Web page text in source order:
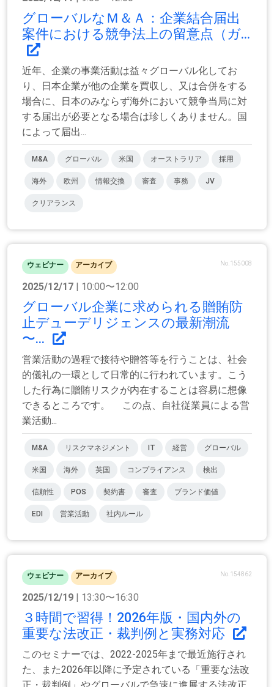
グローバルなＭ＆Ａ：企業結合届出
案件における競争法上の留意点（ガ...
近年、企業の事業活動は益々グローバル化してお
り、日本企業が他の企業を買収し、又は合併をする
場合に、日本のみならず海外において競争当局に対
する届出が必要となる場合は珍しくありません。国
によって届出...
M&A グローバル 米国 オーストラリア 採用
海外 欧州 情報交換 審査 事務 JV
クリアランス
ウェビナー アーカイブ No.155008
2025/12/17 | 10:00〜12:00
グローバル企業に求められる贈賄防
止デューデリジェンスの最新潮流
〜...
営業活動の過程で接待や贈答等を行うことは、社会
的儀礼の一環として日常的に行われています。こう
した行為に贈賄リスクが内在することは容易に想像
できるところです。 この点、自社従業員による営
業活動...
M&A リスクマネジメント IT 経営 グローバル
米国 海外 英国 コンプライアンス 検出
信頼性 POS 契約書 審査 ブランド価値
EDI 営業活動 社内ルール
ウェビナー アーカイブ No.154862
2025/12/19 | 13:30〜16:30
３時間で習得！2026年版・国内外の
重要な法改正・裁判例と実務対応
このセミナーでは、2022-2025年まで最近施行され
た、また2026年以降に予定されている「重要な法改